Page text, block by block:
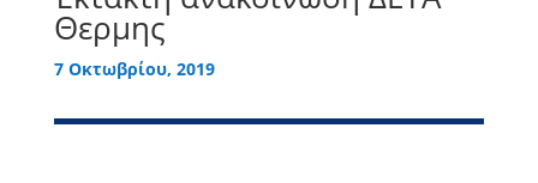
Θερμης
7 Οκτωβρίου, 2019